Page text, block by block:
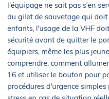
l'équipage ne sait pas s'en
du gilet de sauvetage qui
enfants, l'usage de la VHF
sécurité avant de quitter le
équipiers, même les plus
comprendre, comment
16 et utiliser le bouton pour
procédures d'urgence